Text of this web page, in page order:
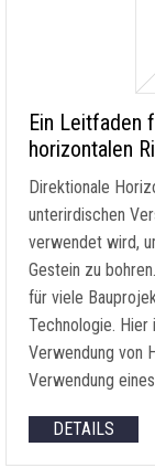
Ein Leitfaden
horizontalen
Direktionale
unterirdischen
verwendet wird,
Gestein zu
für viele
Technologie.
Verwendung von
Verwendung
DETAILS